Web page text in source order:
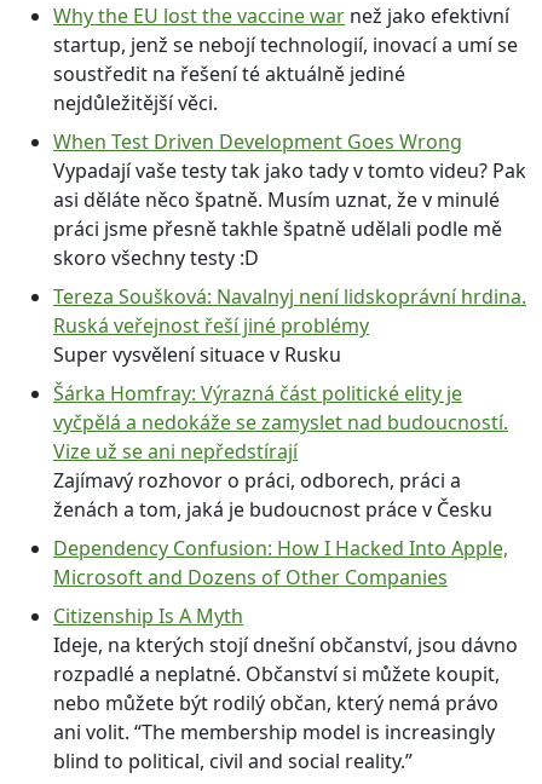
Why the EU lost the vaccine war než jako efektivní
startup, jenž se nebojí technologií, inovací a umí se
soustředit na řešení té aktuálně jediné
nejdůležitější věci.
When Test Driven Development Goes Wrong
Vypadají vaše testy tak jako tady v tomto videu? Pak
asi děláte něco špatně. Musím uznat, že v minulé
práci jsme přesně takhle špatně udělali podle mě
skoro všechny testy :D
Tereza Soušková: Navalnyj není lidskoprávní hrdina.
Ruská veřejnost řeší jiné problémy
Super vysvělení situace v Rusku
Šárka Homfray: Výrazná část politické elity je
vyčpělá a nedokáže se zamyslet nad budoucností.
Vize už se ani nepředstírají
Zajímavý rozhovor o práci, odborech, práci a
ženách a tom, jaká je budoucnost práce v Česku
Dependency Confusion: How I Hacked Into Apple,
Microsoft and Dozens of Other Companies
Citizenship Is A Myth
Ideje, na kterých stojí dnešní občanství, jsou dávno
rozpadlé a neplatné. Občanství si můžete koupit,
nebo můžete být rodilý občan, který nemá právo
ani volit. “The membership model is increasingly
blind to political, civil and social reality.”